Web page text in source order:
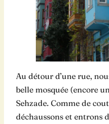
Au détour d’une rue,
belle mosquée (encore
Sehzade. Comme de
déchaussons et entrons